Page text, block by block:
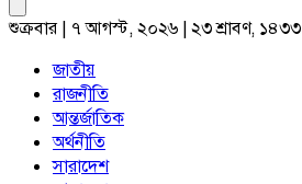
শুক্রবার | ৭ আগস্ট, ২০২৬ | ২৩ শ্রাবণ, ১৪৩৩
জাতীয়
রাজনীতি
আন্তর্জাতিক
অর্থনীতি
সারাদেশ